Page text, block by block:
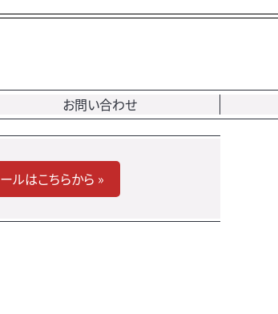
お問い合わせ
ルはこちらから »